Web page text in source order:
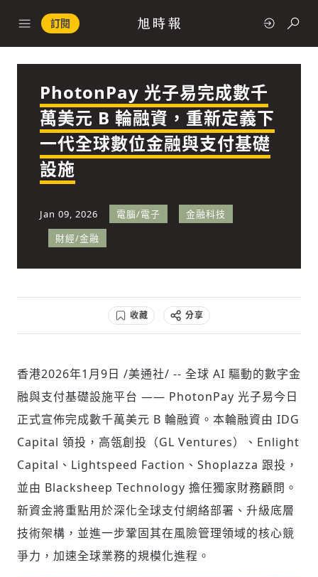
訂閱
快速連結
政治
社會
人文
PhotonPay 光子易完成數千
萬美元 B 輪融資，重新定義下
一代全球數位金融與支付基礎
設施
Jan 09, 2026 電腦/電子
金融科技
財經/金融
收藏 分享
香港2026年1月9日 /美通社/ -- 全球 AI 驅動的數字金
融與支付基礎設施平台 —— PhotonPay 光子易今日
正式宣佈完成數千萬美元 B 輪融資。本輪融資由 IDG
Capital 領投，高瓴創投（GL Ventures）、Enlight
Capital、Lightspeed Faction、Shoplazza 跟投，
並由 Blacksheep Technology 擔任獨家財務顧問。
新資金將重點用於深化全球支付網絡部署、升級底層
技術架構，並進一步鞏固其在風險管理領域的核心競
爭力，加速全球業務的規模化進程。